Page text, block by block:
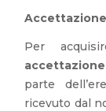
Per
accettazione
parte
ricevuto dal